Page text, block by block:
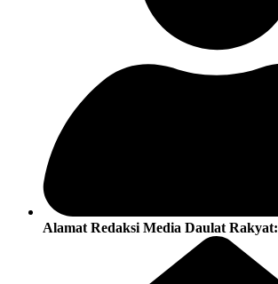
Alamat Redaksi Media Daulat Rakyat: